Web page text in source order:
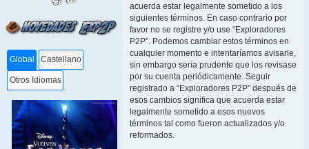
Global Castellano
Otros Idiomas
acuerda estar legalmente sometido a los
siguientes términos. En caso contrario por
favor no se registre y/o use “Exploradores
P2P”. Podemos cambiar estos términos en
cualquier momento e intentaríamos avisarle,
sin embargo sería prudente que los revisase
por su cuenta periódicamente. Seguir
registrado a “Exploradores P2P” después de
esos cambios significa que acuerda estar
legalmente sometido a esos nuevos
términos tal como fueron actualizados y/o
reformados.